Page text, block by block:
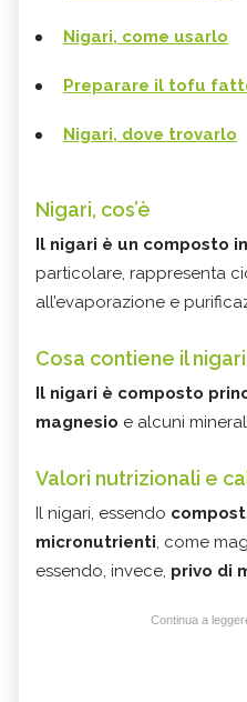
Nigari, come usarlo
Preparare il tofu
Nigari, dove trovarlo
Nigari, cos’è
Il nigari è un composto
particolare, rappresenta
all’evaporazione e
Cosa contiene il nigari
Il nigari è composto
magnesio e alcuni
Valori nutrizionali e
Il nigari, essendo
micronutrienti, come
essendo, invece, privo di
Continua a